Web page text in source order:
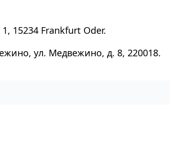
15234 Frankfurt Oder.
ул. Медвежино, д. 8, 220018.